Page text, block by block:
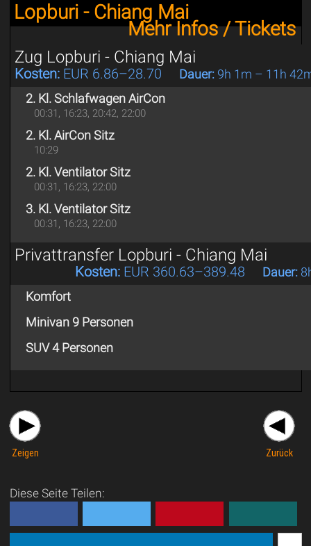
Lopburi - Chiang Mai
Mehr Infos / Tickets
Zug Lopburi - Chiang Mai
Kosten:EUR 6.86–28.70 Dauer:9h 1m – 11h
2. Kl. Schlafwagen AirCon
00:31, 16:23, 20:42, 22:00
2. Kl. AirCon Sitz
10:29
2. Kl. Ventilator Sitz
00:31, 16:23, 22:00
3. Kl. Ventilator Sitz
00:31, 16:23, 22:00
Privattransfer Lopburi - Chiang Mai
Kosten:EUR 360.63–389.48 Dauer:
Komfort
Minivan 9 Personen
SUV 4 Personen
Zeigen Zurück
Diese Seite Teilen: